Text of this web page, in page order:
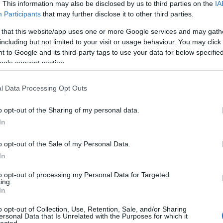
This information may also be disclosed by us to third parties on the
Participants that may further disclose it to other third parties.
that this website/app uses one or more Google services and may
but not limited to your visit or usage behaviour. You may
to Google and its third-party tags to use your data for below
consent section.
Data Processing Opt Outs
opt-out of the Sharing of my personal data.
opt-out of the Sale of my Personal Data.
opt-out of processing my Personal Data for Targeted
opt-out of Collection, Use, Retention, Sale, and/or Sharing
Data that Is Unrelated with the Purposes for which it
vagy apró csalán, mely kertekben és
mely inkább erdőszélen fordul elő.
nagyjából azonosak, az árvacsalán szőrei
csalángyűjtőt, ezért ha rászánjuk
kesztyűvel felszerelkezve
A lényeg, hogy ne forgalmas utak
piacokon is belefuthatunk friss
szoktam megkérni az egyik kistermelő
füvesember sincs a közelben, aki
feladni. Még mindig ott a régi jó szárított
beszerezhetünk bármelyik